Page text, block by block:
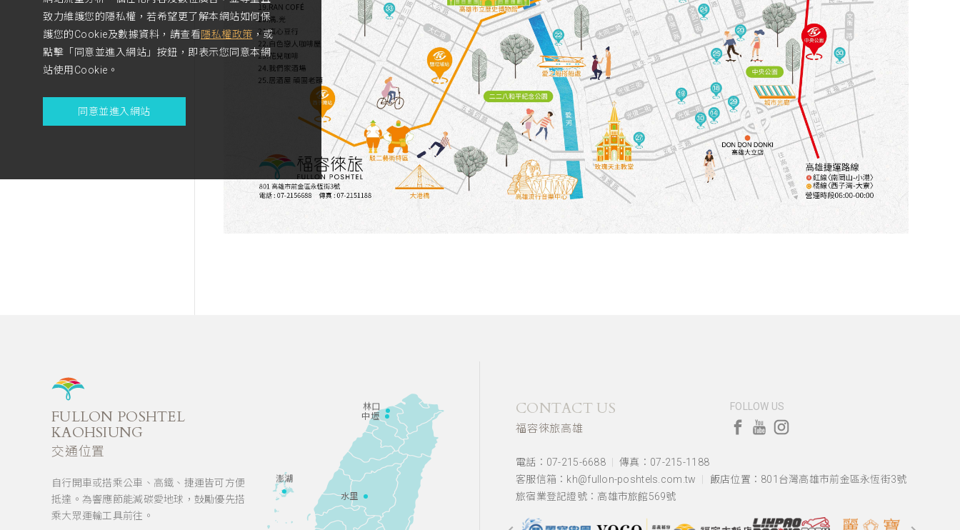
FULLON POSHTEL
KAOHSIUNG
交通位置
自行開車或搭乘公車、高鐵、捷運皆可方便
抵達。為響應節能減碳愛地球，鼓勵優先搭
乘大眾運輸工具前往。
林口
水里
中壢
澎湖
CONTACT US
福容徠旅高雄
FOLLOW US
電話：07-215-6688
傳真：07-215-1188
客服信箱：kh@fullon-poshtels.com.tw
飯店位置： 801台灣高雄市前金區永恆街3號
旅宿業登記證號：高雄市旅館569號
致力維護您的隱私權，若希望更了解本網站如何保
護您的Cookie及數據資料，請查看隱私權政策 ，或
點擊「同意並進入網站」按鈕，即表示您同意本網
站使用Cookie。
同意並進入網站